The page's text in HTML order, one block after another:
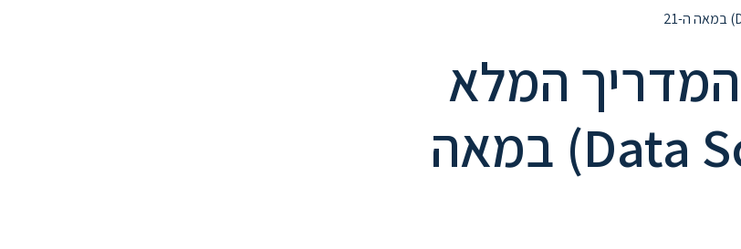
המדריך המלא
למדעי הנתונים (Data Science) במאה